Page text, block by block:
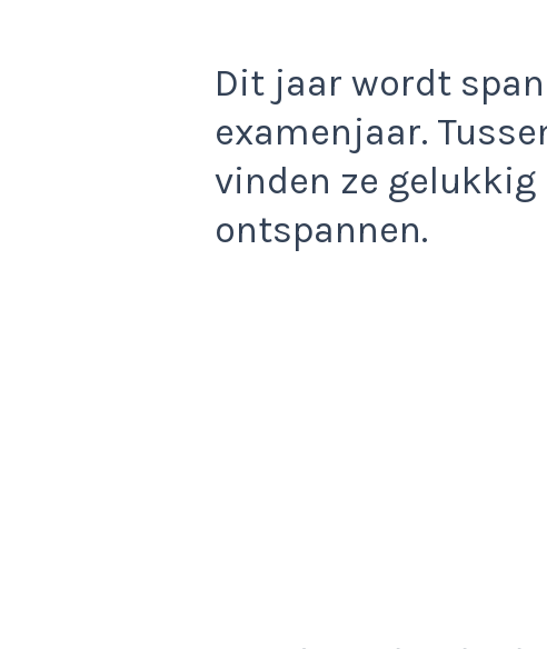
Dit jaar wordt
examenjaar.
vinden ze
ontspannen.